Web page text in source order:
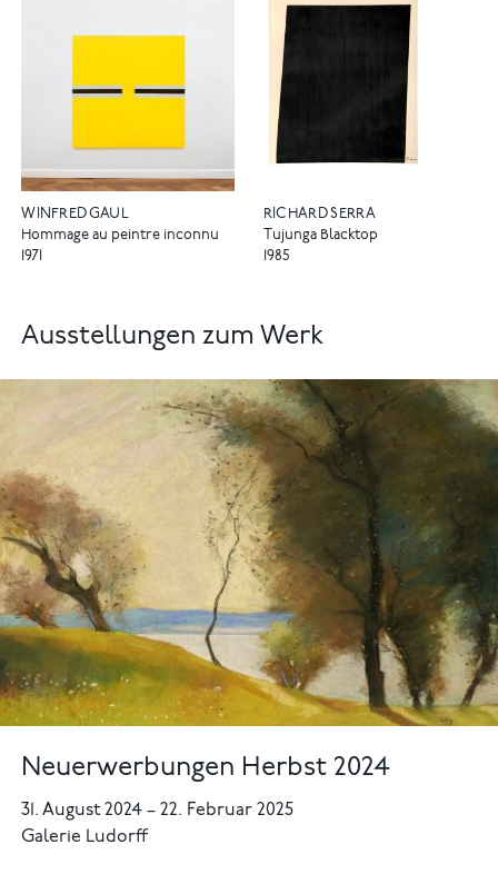
WINFRED GAUL
Hommage au peintre inconnu
1971
RICHARD SERRA
Tujunga Blacktop
1985
Ausstellungen zum Werk
Neuerwerbungen Herbst 2024
31. August 2024–22. Februar 2025
Galerie Ludorff